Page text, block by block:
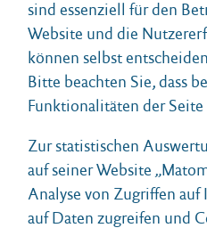
Veranstaltungen.
sind essenziell für den
Website und die
können selbst
Bitte beachten Sie, dass
Funktionalitäten der
Zur statistischen
auf seiner Website
Analyse von Zugriffen
auf Daten zugreifen und